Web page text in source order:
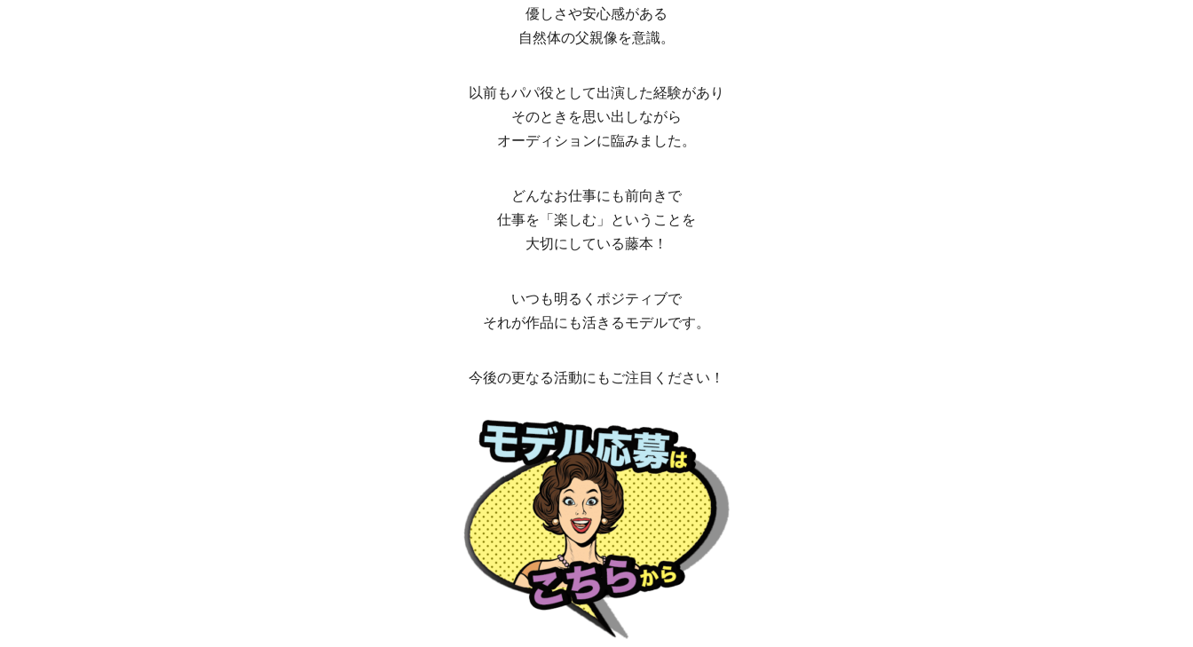
優しさや安心感がある
自然体の父親像を意識。
以前もパパ役として出演した経験があり
そのときを思い出しながら
オーディションに臨みました。
どんなお仕事にも前向きで
仕事を「楽しむ」ということを
大切にしている藤本！
いつも明るくポジティブで
それが作品にも活きるモデルです。
今後の更なる活動にもご注目ください！